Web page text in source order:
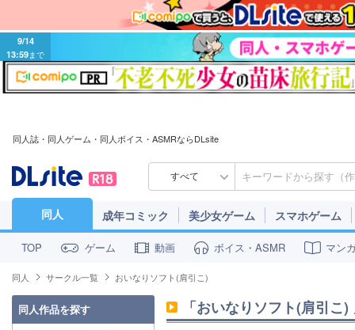
9/14
13:59まで
同人誌・同人ゲーム・同人ボイス・ASMRならDLsite
すべて
同人 成年コミック 美少女ゲーム スマホゲーム
TOP ゲーム 動画 ボイス・ASMR マン
同人 サークル一覧 おいなりソフト(肩引こ)
「おいなりソフト(肩引こ)
同人作品を探す